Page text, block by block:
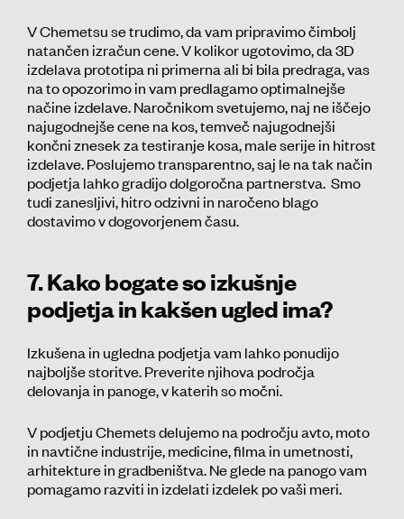
V Chemetsu se trudimo, da vam pripravimo čimbolj
natančen izračun cene. V kolikor ugotovimo, da 3D
izdelava prototipa ni primerna ali bi bila predraga, vas
na to opozorimo in vam predlagamo optimalnejše
načine izdelave. Naročnikom svetujemo, naj ne iščejo
najugodnejše cene na kos, temveč najugodnejši
končni znesek za testiranje kosa, male serije in hitrost
izdelave. Poslujemo transparentno, saj le na tak način
podjetja lahko gradijo dolgoročna partnerstva. Smo
tudi zanesljivi, hitro odzivni in naročeno blago
dostavimo v dogovorjenem času.
7. Kako bogate so izkušnje
podjetja in kakšen ugled ima?
Izkušena in ugledna podjetja vam lahko ponudijo
najboljše storitve. Preverite njihova področja
delovanja in panoge, v katerih so močni.
V podjetju Chemets delujemo na področju avto, moto
in navtične industrije, medicine, filma in umetnosti,
arhitekture in gradbeništva. Ne glede na panogo vam
pomagamo razviti in izdelati izdelek po vaši meri.